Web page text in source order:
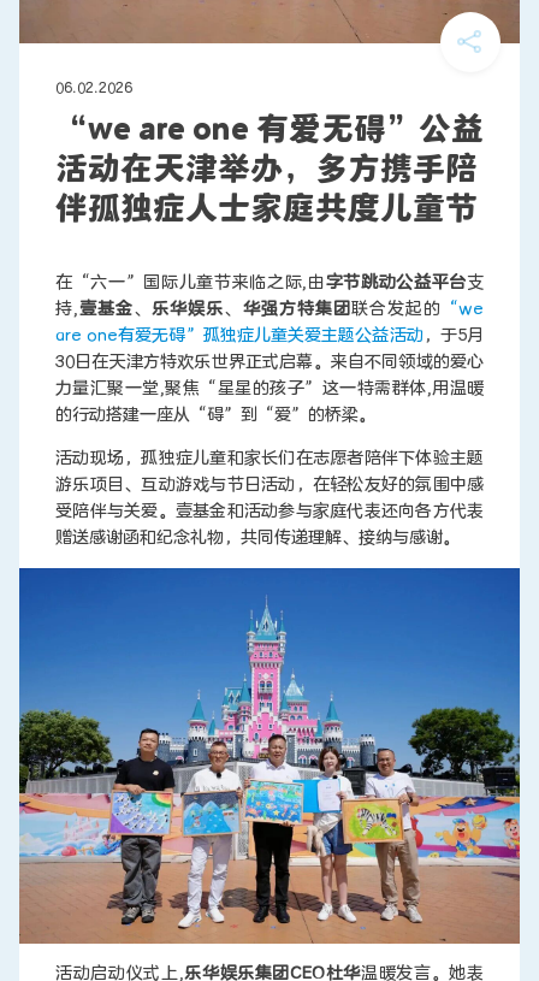
企业合作
联系我们
06.02.2026
“we are one 有爱无碍”公益
活动在天津举办，多方携手陪
伴孤独症人士家庭共度儿童节
在“六一”国际儿童节来临之际,由字节跳动公益平台支
持,壹基金、乐华娱乐、 华强方特集团联合发起的 “we
are one有爱无碍”孤独症儿童关爱主题公益活动，于5月
30日在天津方特欢乐世界正式启幕。来自不同领域的爱心
力量汇聚一堂,聚焦“星星的孩子”这一特需群体,用温暖
的行动搭建一座从“碍”到“爱”的桥梁。
活动现场，孤独症儿童和家长们在志愿者陪伴下体验主题
游乐项目、互动游戏与节日活动，在轻松友好的氛围中感
受陪伴与关爱。壹基金和活动参与家庭代表还向各方代表
赠送感谢函和纪念礼物，共同传递理解、接纳与感谢。
活动启动仪式上,乐华娱乐集团CEO杜华温暖发言。她表